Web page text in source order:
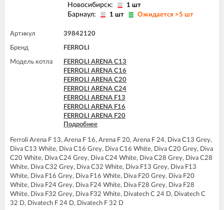
Новосибирск: 1 шт
Барнаул: 1 шт Ожидается >5 шт
Артикул 39842120
Бренд FERROLI
Модель котла
FERROLI ARENA C13
FERROLI ARENA C16
FERROLI ARENA C20
FERROLI ARENA C24
FERROLI ARENA F13
FERROLI ARENA F16
FERROLI ARENA F20
FERROLI ARENA F24
FERROLI DIVA C16
FERROLI DIVA C20
FERROLI DIVA C24
FERROLI DIVA C28
FERROLI DIVA C32
FERROLI DIVA F13
FERROLI DIVA F16
FERROLI DIVA F20
Подробнее
Ferroli Arena F 13, Arena F 16, Arena F 20, Arena F 24, Diva C13 Grey,
Diva C13 White, Diva C16 Grey, Diva C16 White, Diva C20 Grey, Diva
C20 White, Diva C24 Grey, Diva C24 White, Diva C28 Grey, Diva C28
White, Diva C32 Grey, Diva C32 White, Diva F13 Grey, Diva F13
White, Diva F16 Grey, Diva F16 White, Diva F20 Grey, Diva F20
White, Diva F24 Grey, Diva F24 White, Diva F28 Grey, Diva F28
White, Diva F32 Grey, Diva F32 White, Divatech C 24 D, Divatech C
32 D, Divatech F 24 D, Divatech F 32 D